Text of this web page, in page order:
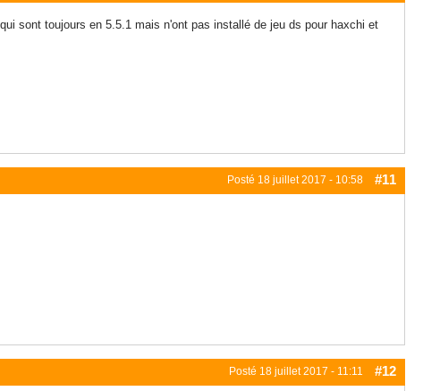
sont toujours en 5.5.1 mais n'ont pas installé de jeu ds pour haxchi et
Posté 18 juillet 2017 - 10:58 #11
Posté 18 juillet 2017 - 11:11 #12